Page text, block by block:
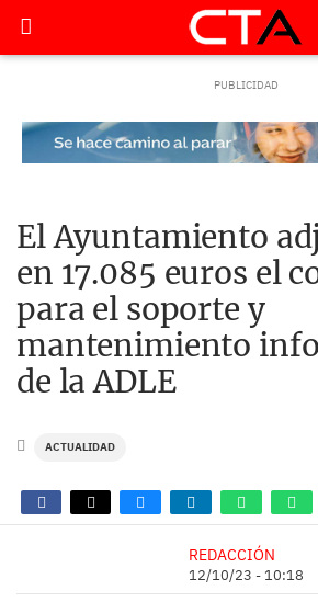
El Ayuntamiento
en 17.085 euros el
para el soporte y
mantenimiento
de la ADLE
ACTUALIDAD
REDACCIÓN
12/10/23 - 10:18